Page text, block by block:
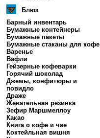
Блюз
Барный инвентарь
Бумажные контейнеры
Бумажные пакеты
Бумажные стаканы для кофе
Варенье
Вафли
Гейзерные кофеварки
Горячий шоколад
Джемы, конфитюры и
повидло
Драже
Жевательная резинка
Зефир Маршмеллоу
Какао
Книга о кофе и чае
Коктейльная вишня